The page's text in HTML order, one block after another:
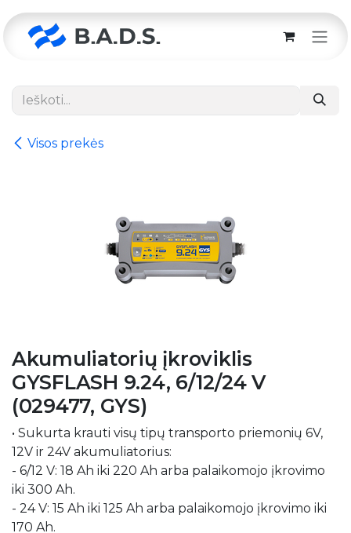
Visos prekės
Akumuliatorių įkroviklis
GYSFLASH 9.24, 6/12/24 V
(029477, GYS)
• Sukurta krauti visų tipų transporto priemonių 6V,
12V ir 24V akumuliatorius:
- 6/12 V: 18 Ah iki 220 Ah arba palaikomojo įkrovimo
iki 300 Ah.
- 24 V: 15 Ah iki 125 Ah arba palaikomojo įkrovimo iki
170 Ah.